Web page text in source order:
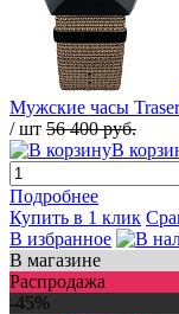
Мужские часы
/ шт 56 400 руб.
В
Подробнее
Купить в 1 клик
В избранное
В магазине
Распродажа
-45%